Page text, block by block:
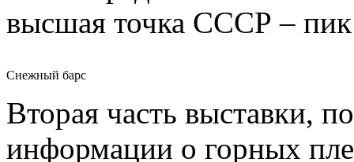
высшая точка СССР –
Снежный барс
Вторая часть выставки,
информации о горных